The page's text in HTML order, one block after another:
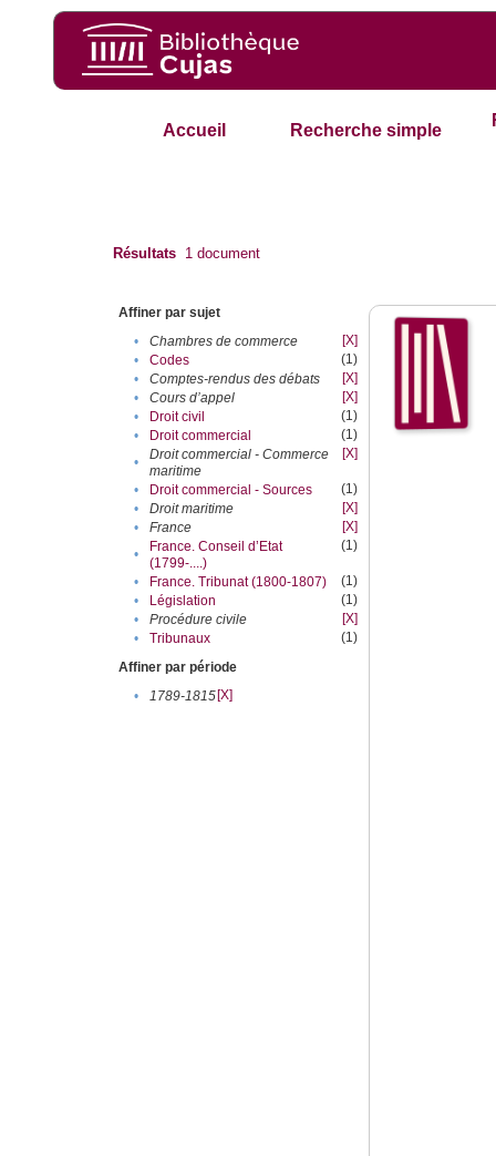
Accueil Recherche simple
Résultats 1 document
Affiner par sujet
•
Chambres de commerce
[X]
•
Codes
(1)
•
Comptes-rendus des débats
[X]
•
Cours d’appel
[X]
•
Droit civil
(1)
•
Droit commercial
(1)
•
Droit commercial - Commerce
maritime
[X]
• Droit commercial - Sources
(1)
•
Droit maritime
[X]
•
France
[X]
•
France. Conseil d’Etat
(1799-....)
(1)
• France. Tribunat (1800-1807)
(1)
•
Législation
(1)
•
Procédure civile
[X]
•
Tribunaux
(1)
Affiner par période
•
1789-1815[X]